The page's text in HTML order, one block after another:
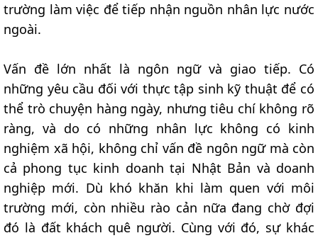
trường làm việc để tiếp nhận nguồn nhân lực nước
ngoài.
Vấn đề lớn nhất là ngôn ngữ và giao tiếp. Có
những yêu cầu đối với thực tập sinh kỹ thuật để có
thể trò chuyện hàng ngày, nhưng tiêu chí không rõ
ràng, và do có những nhân lực không có kinh
nghiệm xã hội, không chỉ vấn đề ngôn ngữ mà còn
cả phong tục kinh doanh tại Nhật Bản và doanh
nghiệp mới. Dù khó khăn khi làm quen với môi
trường mới, còn nhiều rào cản nữa đang chờ đợi
đó là đất khách quê người. Cùng với đó, sự khác